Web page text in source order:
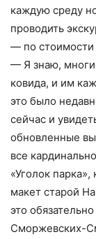
каждую среду
проводить
— по стоимости
— Я знаю,
ковида, и им
это было
сейчас и
обновленные
все
«Уголок
макет старой
это
Сморжевских-